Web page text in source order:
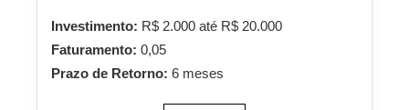
Investimento: R$ 2.000 até R$ 20.000
Faturamento: 0,05
Prazo de Retorno: 6 meses